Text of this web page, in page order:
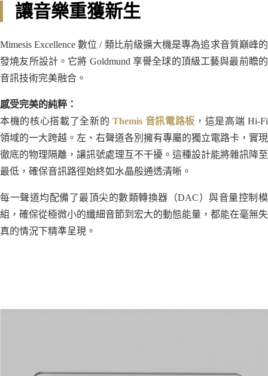
讓音樂重獲新生
Mimesis Excellence 數位 / 類比前級擴大機是專為追求音質巔峰的
發燒友所設計。它將 Goldmund 享譽全球的頂級工藝與最前瞻的
音訊技術完美融合。
感受完美的純粹：
本機的核心搭載了全新的 Themis 音訊電路板 ，這是高端 Hi-Fi
領域的一大跨越。左、右聲道各別擁有專屬的獨立電路卡，實現
徹底的物理隔離，讓訊號處理互不干擾。這種設計能將雜訊降至
最低，確保音訊路徑始終如水晶般通透清晰。
每一聲道均配備了最頂尖的數類轉換器（DAC）與音量控制模
組，確保從極微小的纖細音節到宏大的動態能量，都能在毫無失
真的情況下精準呈現。